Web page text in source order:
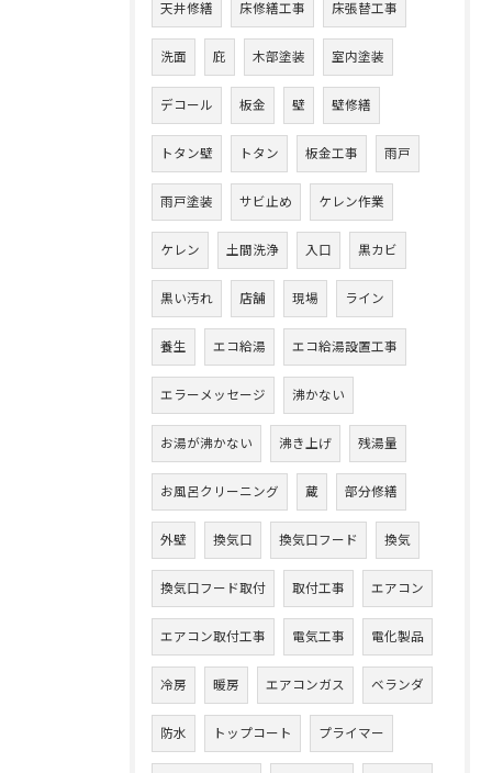
天井修繕 床修繕工事 床張替工事
洗面 庇 木部塗装 室内塗装
デコール 板金 壁 壁修繕
トタン壁 トタン 板金工事 雨戸
雨戸塗装 サビ止め ケレン作業
ケレン 土間洗浄 入口 黒カビ
黒い汚れ 店舗 現場 ライン
養生 エコ給湯 エコ給湯設置工事
エラーメッセージ 沸かない
お湯が沸かない 沸き上げ 残湯量
お風呂クリーニング 蔵 部分修繕
外壁 換気口 換気口フード 換気
換気口フード取付 取付工事 エアコン
エアコン取付工事 電気工事 電化製品
冷房 暖房 エアコンガス ベランダ
防水 トップコート プライマー